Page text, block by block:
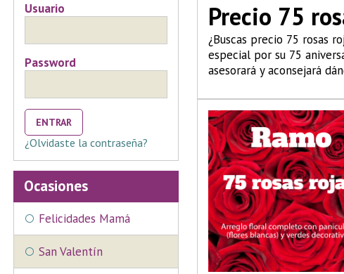
Precio 75
¿Buscas precio 75 rosas
especial por su 75
asesorará y aconsejará
Usuario
Password
ENTRAR
¿Olvidaste la contraseña?
Ocasiones
Felicidades Mamá
San Valentín